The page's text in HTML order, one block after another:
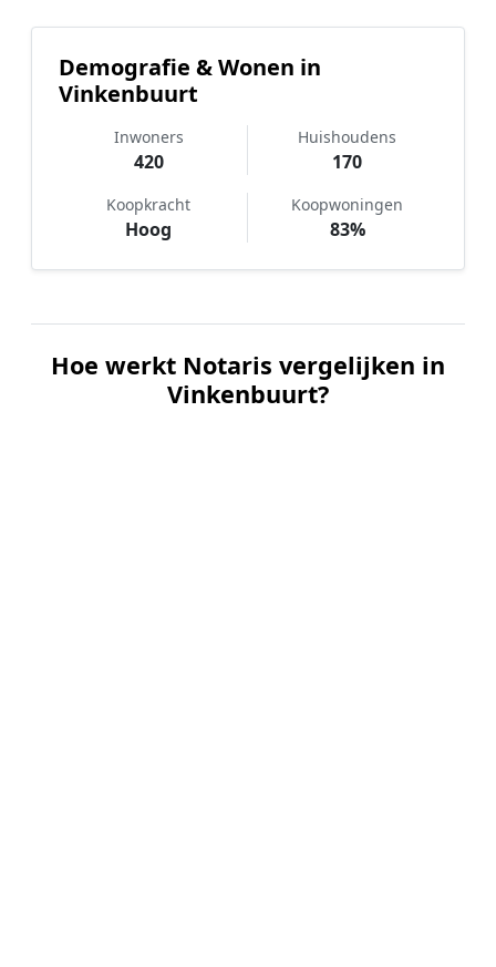
Demografie & Wonen in
Vinkenbuurt
Inwoners
420
Huishoudens
170
Koopkracht
Hoog
Koopwoningen
83%
Hoe werkt Notaris vergelijken in
Vinkenbuurt?